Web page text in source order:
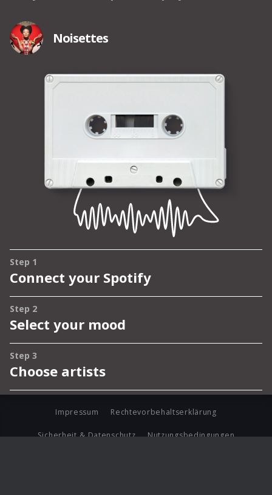
Impressum Rechtevorbehaltserklärung
Sicherheit & Datenschutz Nutzungsbedingungen